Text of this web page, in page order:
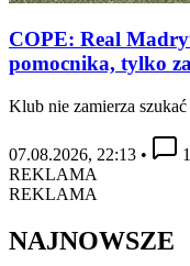
COPE: Real
pomocnika, tylko
Klub nie zamierza
07.08.2026, 22:13 •
REKLAMA
REKLAMA
NAJNOWSZE